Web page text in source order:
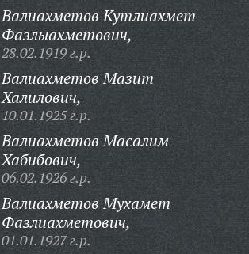
Валиахметов Кутлиахмет
Фазлыахметович,
28.02.1919 г.р.
Валиахметов Мазит
Халилович,
10.01.1925 г.р.
Валиахметов Масалим
Хабибович,
06.02.1926 г.р.
Валиахметов Мухамет
Фазлиахметович,
01.01.1927 г.р.